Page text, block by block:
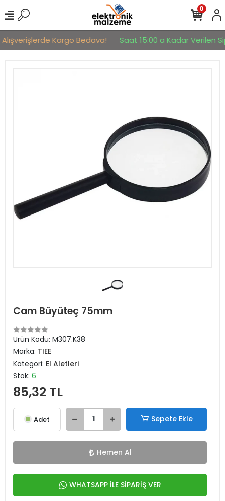
Kargo Bedava! Saat 15:00 a Kadar Verilen
0
Cam Büyüteç 75mm
Ürün Kodu: M307.K38
Marka: TIEE
Kategori: El Aletleri
Stok: 6
85,32 TL
Adet Sepete Ekle
Hemen Al
WHATSAPP İLE SİPARİŞ VER